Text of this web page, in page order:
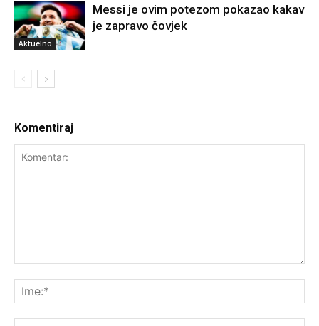
Aktuelno
Messi je ovim potezom pokazao kakav
je zapravo čovjek
Komentiraj